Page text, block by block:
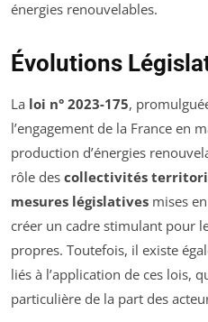
énergies renouvelables.
Évolutions
La loi n° 2023-175,
l’engagement de la France en
production d’énergies
rôle des collectivités
mesures législatives mises
créer un cadre stimulant pour
propres. Toutefois, il existe
liés à l’application de ces lois,
particulière de la part des